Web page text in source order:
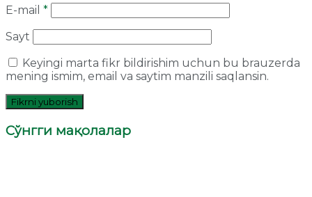
E-mail *
Sayt
Keyingi marta fikr bildirishim uchun bu brauzerda
mening ismim, email va saytim manzili saqlansin.
Сўнгги мақолалар